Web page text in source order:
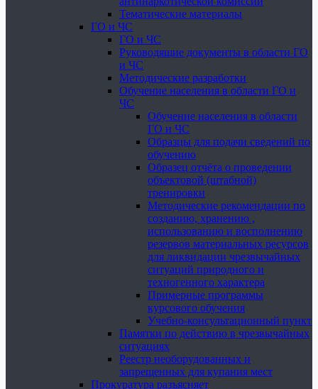
Тематические материалы
ГО и ЧС
ГО и ЧС
Руководящие документы в области ГО
и ЧС
Методические разработки
Обучение населения в области ГО и
ЧС
Обучение населения в области
ГО и ЧС
Образцы для подачи сведений по
обучению
Образец отчёта о проведении
объектовой (штабной)
тренировки
Методические рекомендации по
созданию, хранению ,
использованию и восполнению
резервов материальных ресурсов
для ликвидации чрезвычайных
ситуаций природного и
техногенного характера
Примерные программы
курсового обучения
Учебно-консультационный пункт
Памятки по действию в чрезвычайных
ситуациях
Реестр необорудованных и
запрещенных для купания мест
Прокуратура разъясняет